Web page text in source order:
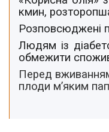
кмин,
Розповсюджені
Людям із
обмежити
Перед
плоди м’яким